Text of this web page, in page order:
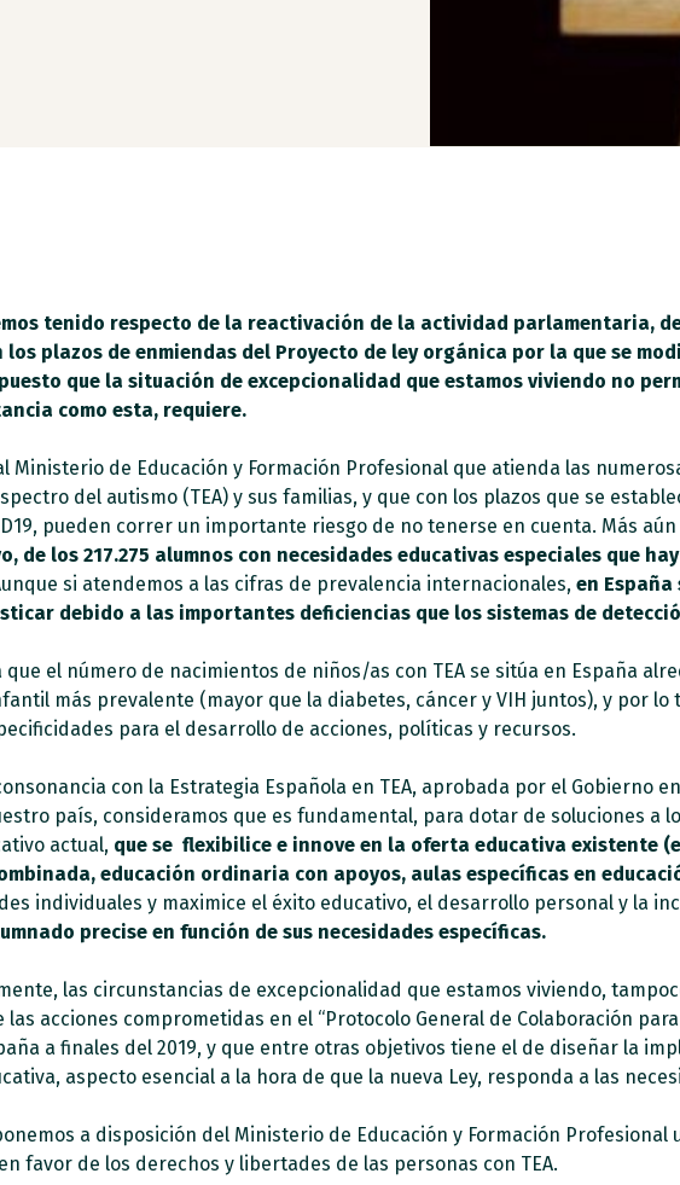
tenido respecto de la reactivación de la actividad parlamentaria,
plazos de enmiendas del Proyecto de ley orgánica por la que se
que la situación de excepcionalidad que estamos viviendo no
como esta, requiere.
Ministerio de Educación y Formación Profesional que atienda las
del autismo (TEA) y sus familias, y que con los plazos que se
pueden correr un importante riesgo de no tenerse en cuenta. Más
de los 217.275 alumnos con necesidades educativas especiales que
si atendemos a las cifras de prevalencia internacionales, en
debido a las importantes deficiencias que los sistemas de
el número de nacimientos de niños/as con TEA se sitúa en España
más prevalente (mayor que la diabetes, cáncer y VIH juntos), y por
para el desarrollo de acciones, políticas y recursos.
con la Estrategia Española en TEA, aprobada por el Gobierno
país, consideramos que es fundamental, para dotar de soluciones a
actual, que se flexibilice e innove en la oferta educativa existente
educación ordinaria con apoyos, aulas específicas en
individuales y maximice el éxito educativo, el desarrollo personal y la
precise en función de sus necesidades específicas.
las circunstancias de excepcionalidad que estamos viviendo,
acciones comprometidas en el “Protocolo General de Colaboración
a finales del 2019, y que entre otras objetivos tiene el de diseñar la
aspecto esencial a la hora de que la nueva Ley, responda a las
a disposición del Ministerio de Educación y Formación
favor de los derechos y libertades de las personas con TEA.